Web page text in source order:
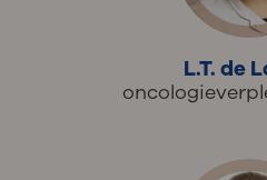
L.T. de